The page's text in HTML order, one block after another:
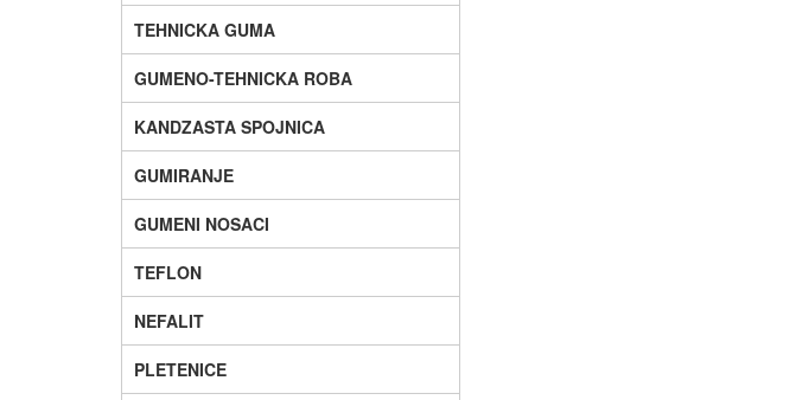
TEHNICKA GUMA
GUMENO-TEHNICKA ROBA
KANDZASTA SPOJNICA
GUMIRANJE
GUMENI NOSACI
TEFLON
NEFALIT
PLETENICE